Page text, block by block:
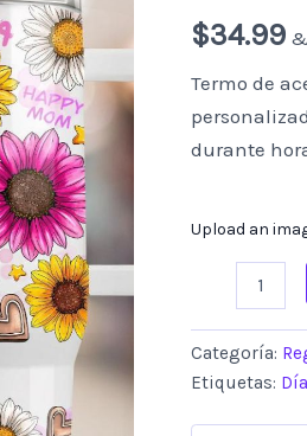
$34.99
Termo de
durante
Upload an
–
40
oz
Categoría:
Etiquetas: